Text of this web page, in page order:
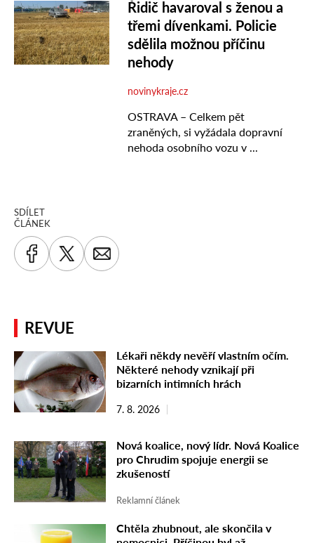
SDÍLET
ČLÁNEK
REVUE
Lékaři někdy nevěří vlastním očím.
Některé nehody vznikají při
bizarních intimních hrách
7. 8. 2026
Nová koalice, nový lídr. Nová Koalice
pro Chrudim spojuje energii se
zkušeností
Reklamní článek
Chtěla zhubnout, ale skončila v